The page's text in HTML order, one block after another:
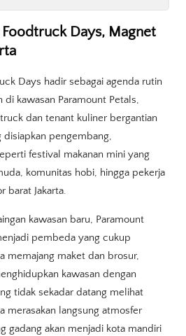
Days, Magnet
Days hadir sebagai agenda rutin
di kawasan Paramount Petals,
dan tenant kuliner bergantian
pengembang,
festival makanan mini yang
komunitas hobi, hingga pekerja
barat Jakarta.
kawasan baru, Paramount
pembeda yang cukup
memajang maket dan brosur,
kawasan dengan
tidak sekadar datang melihat
merasakan langsung atmosfer
gadang akan menjadi kota mandiri